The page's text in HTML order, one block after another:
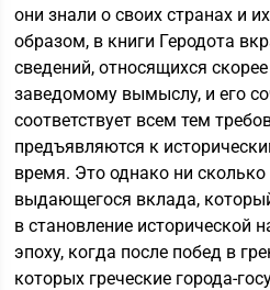
они знали о своих странах и
образом, в книги Геродота
сведений, относящихся
заведомому вымыслу, и его
соответствует всем тем
предъявляются к
время. Это однако ни сколько
выдающегося вклада,
в становление исторической
эпоху, когда после побед в
которых греческие города-